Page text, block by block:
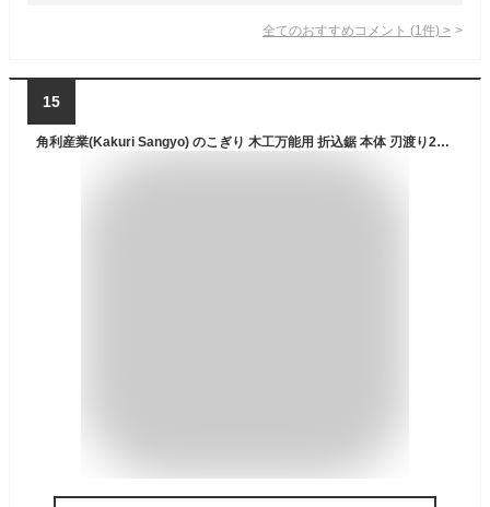
全てのおすすめコメント (1 件) >
15
角利産業(Kakuri Sangyo) のこぎり 木工万能用 折込鋸 本体 刃渡り210mm 替刃式 コンパクト 角度2段切替 日本製ブレード使用